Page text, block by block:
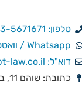
טלפון: 03-5671671
Whatsapp / וואטסאפ
דוא"ל: office@clbt-law.co.il
כתובת: שוהם 11, בית דקל - קומה 2, פתח תקווה.